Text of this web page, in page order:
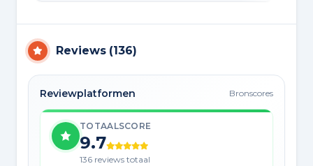
Reviews (136)
Reviewplatformen Bronscores
TOTAALSCORE
9.7
136 reviews totaal